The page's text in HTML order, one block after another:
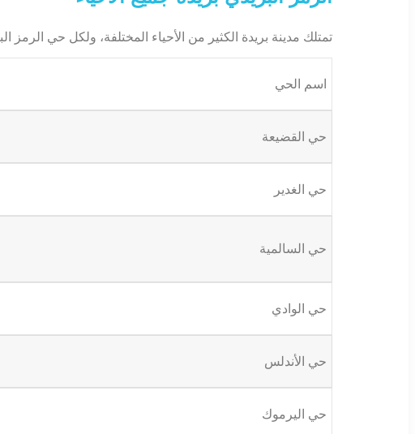
تمتلك مدينة بريدة الكثير من الأحياء المختلفة، ولكل حي الرمز
اسم الحي
حي القضيعة
حي الغدير
حي السالمية
حي الوادي
حي الأندلس
حي اليرموك